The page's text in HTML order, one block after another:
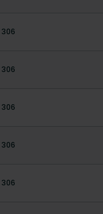
306
306
306
306
306